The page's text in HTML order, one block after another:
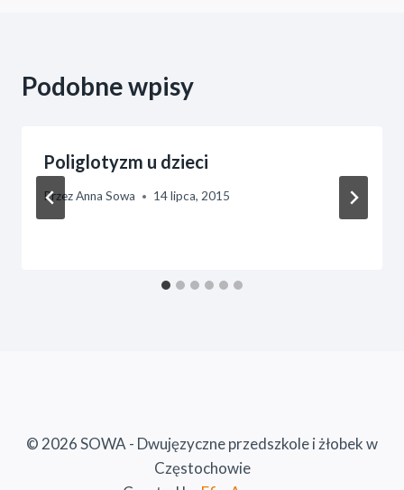
Podobne wpisy
Poliglotyzm u dzieci
PrzezAnna Sowa 14 lipca, 2015
© 2026 SOWA - Dwujęzyczne przedszkole i żłobek w
Częstochowie